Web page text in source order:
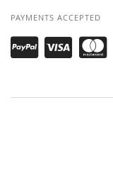
PAYMENTS ACCEPTED